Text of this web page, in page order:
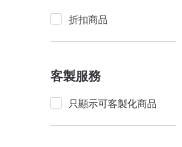
折扣商品
客製服務
只顯示可客製化商品